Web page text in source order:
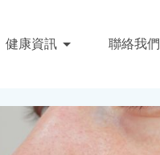
健康資訊 聯絡我們